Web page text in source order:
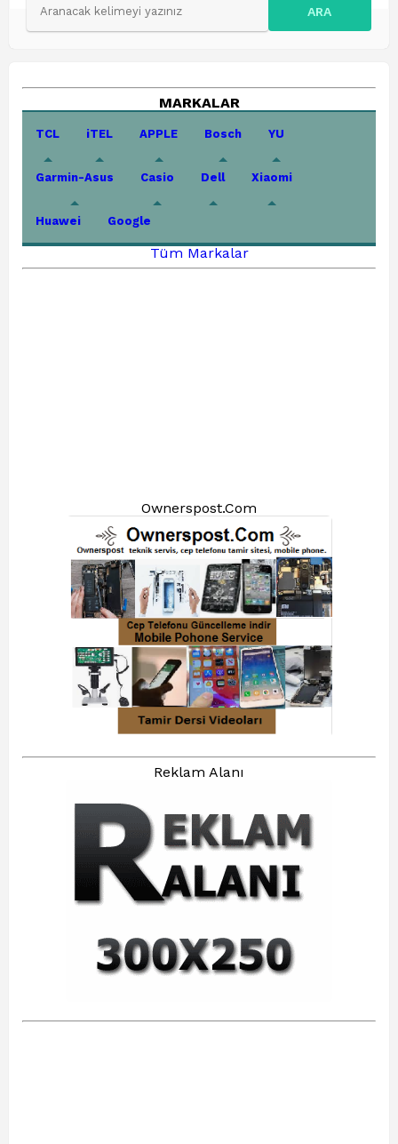
ARA
MARKALAR
TCL iTEL APPLE Bosch YU
Garmin-Asus Casio Dell Xiaomi
Huawei Google
Tüm Markalar
Ownerspost.Com
Reklam Alanı